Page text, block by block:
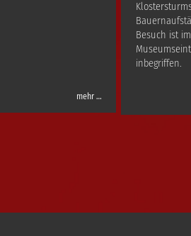
mehr …
Besuch ist im
inbegriffen.